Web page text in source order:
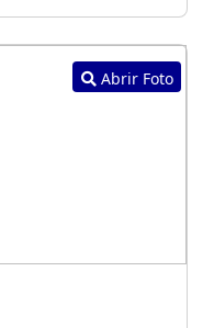
Abrir Foto